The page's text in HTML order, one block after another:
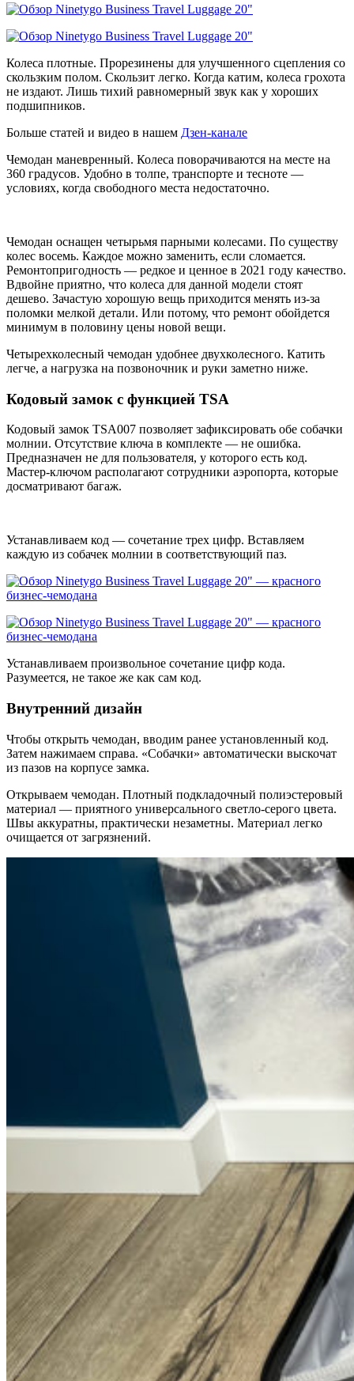
Колеса плотные. Прорезинены для улучшенного сцепления со
скользким полом. Скользит легко. Когда катим, колеса грохота
не издают. Лишь тихий равномерный звук как у хороших
подшипников.
Больше статей и видео в нашем Дзен-канале
Чемодан маневренный. Колеса поворачиваются на месте на
360 градусов. Удобно в толпе, транспорте и тесноте —
условиях, когда свободного места недостаточно.
Чемодан оснащен четырьмя парными колесами. По существу
колес восемь. Каждое можно заменить, если сломается.
Ремонтопригодность — редкое и ценное в 2021 году качество.
Вдвойне приятно, что колеса для данной модели стоят
дешево. Зачастую хорошую вещь приходится менять из-за
поломки мелкой детали. Или потому, что ремонт обойдется
минимум в половину цены новой вещи.
Четырехколесный чемодан удобнее двухколесного. Катить
легче, а нагрузка на позвоночник и руки заметно ниже.
Кодовый замок с функцией TSA
Кодовый замок TSA007 позволяет зафиксировать обе собачки
молнии. Отсутствие ключа в комплекте — не ошибка.
Предназначен не для пользователя, у которого есть код.
Мастер-ключом располагают сотрудники аэропорта, которые
досматривают багаж.
Устанавливаем код — сочетание трех цифр. Вставляем
каждую из собачек молнии в соответствующий паз.
Устанавливаем произвольное сочетание цифр кода.
Разумеется, не такое же как сам код.
Внутренний дизайн
Чтобы открыть чемодан, вводим ранее установленный код.
Затем нажимаем справа. «Собачки» автоматически выскочат
из пазов на корпусе замка.
Открываем чемодан. Плотный подкладочный полиэстеровый
материал — приятного универсального светло-серого цвета.
Швы аккуратны, практически незаметны. Материал легко
очищается от загрязнений.